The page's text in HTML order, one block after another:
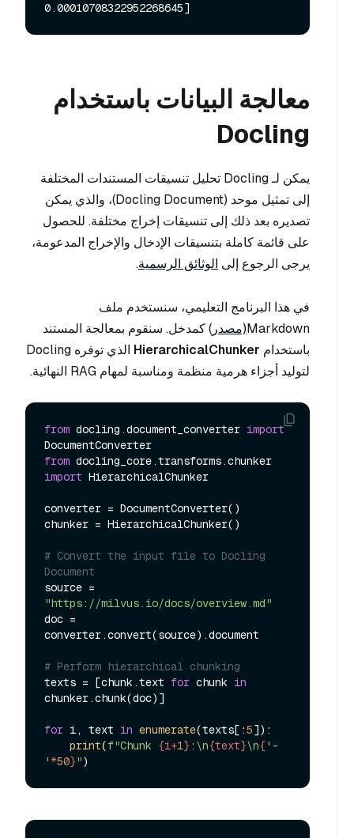
معالجة البيانات باستخدام
Docling
يمكن لـ Docling تحليل تنسيقات المستندات المختلفة
إلى تمثيل موحد (Docling Document)، والذي يمكن
تصديره بعد ذلك إلى تنسيقات إخراج مختلفة. للحصول
على قائمة كاملة بتنسيقات الإدخال والإخراج المدعومة،
يرجى الرجوع إلى الوثائق الرسمية.
في هذا البرنامج التعليمي، سنستخدم ملف
Markdown(مصدر) كمدخل. سنقوم بمعالجة المستند
باستخدام HierarchicalChunker
الذي توفره Docling
لتوليد أجزاء هرمية منظمة ومناسبة لمهام RAG النهائية.
from docling.document_converter import
from
import HierarchicalChunker
converter = DocumentConverter()
chunker = HierarchicalChunker()
# Convert the input file to Docling
Document
"https://milvus.io/docs/overview.md"
doc =
converter.convert(source).document
# Perform hierarchical chunking
texts = [chunk.text for chunk in
chunker.chunk(doc)]
for i, text in enumerate(texts[:5]):
print(f"Chunk {i+1} :\n{text}\n{'-
' *50}"